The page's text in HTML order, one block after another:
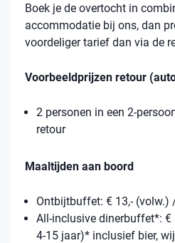
Boek je de overtocht in
accommodatie bij ons, dan
voordeliger tarief dan via de
Voorbeeldprijzen retour
2 personen in een 2-
retour
Maaltijden aan boord
Ontbijtbuffet: € 13,- (volw.)
All-inclusive dinerbuffet*: €
4-15 jaar)* inclusief bier,